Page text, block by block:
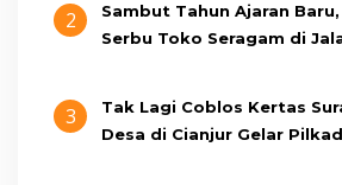
2
Sambut Tahun Ajaran
Serbu Toko Seragam di
3
Tak Lagi Coblos Kertas
Desa di Cianjur Gelar